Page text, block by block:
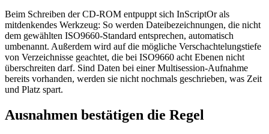
Beim Schreiben der CD-ROM entpuppt sich InScriptOr als
mitdenkendes Werkzeug: So werden Dateibezeichnungen, die nicht
dem gewählten ISO9660-Standard entsprechen, automatisch
umbenannt. Außerdem wird auf die mögliche Verschachtelungstiefe
von Verzeichnisse geachtet, die bei ISO9660 acht Ebenen nicht
überschreiten darf. Sind Daten bei einer Multisession-Aufnahme
bereits vorhanden, werden sie nicht nochmals geschrieben, was Zeit
und Platz spart.
Ausnahmen bestätigen die Regel